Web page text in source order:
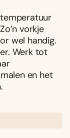
vorkje
wel handig.
Werk tot
en het